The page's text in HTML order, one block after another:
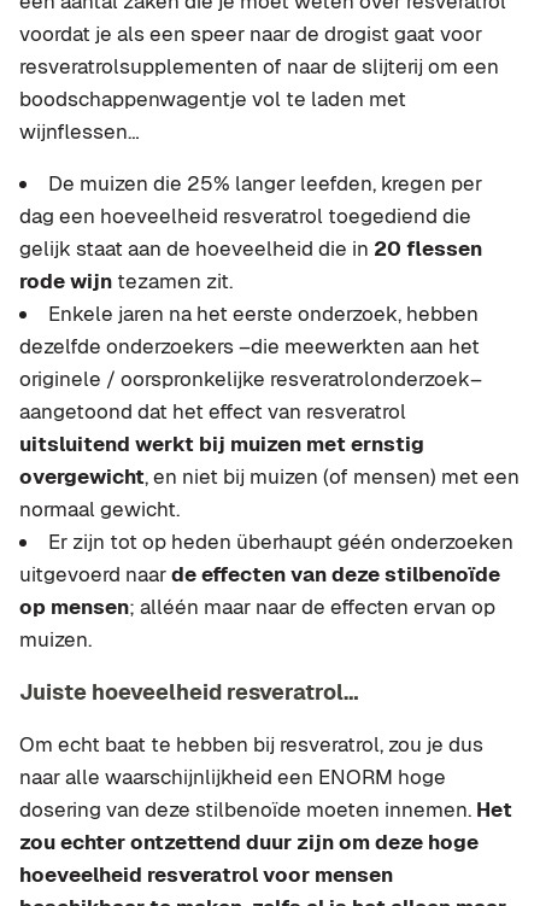
voordat je als een speer naar de drogist gaat voor
resveratrolsupplementen of naar de slijterij om een
boodschappenwagentje vol te laden met
wijnflessen…
De muizen die 25% langer leefden, kregen per
dag een hoeveelheid resveratrol toegediend die
gelijk staat aan de hoeveelheid die in 20 flessen
rode wijn tezamen zit.
Enkele jaren na het eerste onderzoek, hebben
dezelfde onderzoekers –die meewerkten aan het
originele / oorspronkelijke resveratrolonderzoek–
aangetoond dat het effect van resveratrol
uitsluitend werkt bij muizen met ernstig
overgewicht, en niet bij muizen (of mensen) met een
normaal gewicht.
Er zijn tot op heden überhaupt géén onderzoeken
uitgevoerd naarde effecten van deze stilbenoïde
op mensen; alléén maar naar de effecten ervan op
muizen.
Juiste hoeveelheid resveratrol…
Om echt baat te hebben bij resveratrol, zou je dus
naar alle waarschijnlijkheid een ENORM hoge
dosering van deze stilbenoïde moeten innemen. Het
zou echter ontzettend duur zijn om deze hoge
hoeveelheid resveratrol voor mensen